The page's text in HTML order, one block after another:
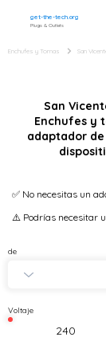
get-the-tech.org
Plugs & Outlets
Enchufes y Tomas San
San
Enchufes y
adaptador
✅ No necesitas un
⚠️ Podrías necesitar
de
Voltaje
240